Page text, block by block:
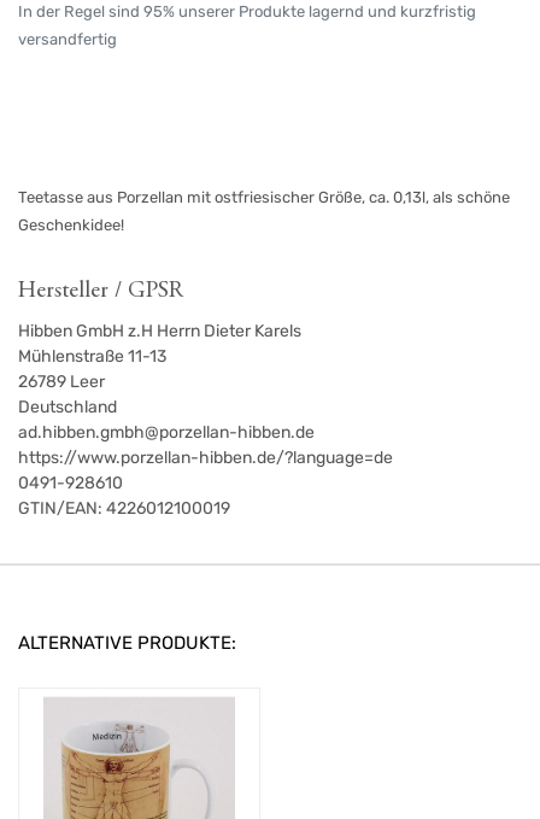
In der Regel sind 95% unserer Produkte lagernd und kurzfristig
versandfertig
Teetasse aus Porzellan mit ostfriesischer Größe, ca. 0,13l, als schöne
Geschenkidee!
Hersteller / GPSR
Hibben GmbH z.H Herrn Dieter Karels
Mühlenstraße 11-13
26789 Leer
Deutschland
ad.hibben.gmbh@porzellan-hibben.de
https://www.porzellan-hibben.de/?language=de
0491-928610
GTIN/EAN: 4226012100019
ALTERNATIVE PRODUKTE: